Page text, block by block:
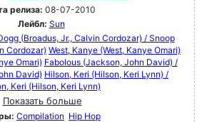
релиза: 08-07-2010
Лейбл: Sun
(Broadus, Jr., Calvin Cordozar) / Snoop
Cordozar) West, Kanye (West, Kanye Omari)
Omari) Fabolous (Jackson, John David) /
David) Hilson, Keri (Hilson, Keri Lynn) /
Keri (Hilson, Keri Lynn)
Показать больше
Compilation Hip Hop